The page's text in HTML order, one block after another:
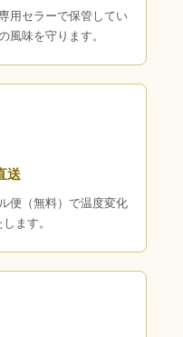
用セラーで保管してい
風味を守ります。
送
便（無料）で温度変化
ます。